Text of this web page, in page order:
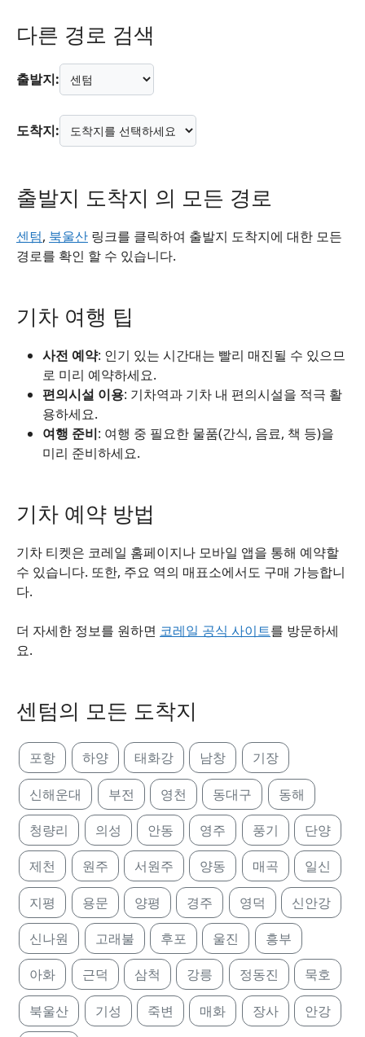
다른 경로 검색
출발지:
도착지:
출발지 도착지 의 모든 경로
센텀, 북울산 링크를 클릭하여 출발지 도착지에 대한 모든
경로를 확인 할 수 있습니다.
기차 여행 팁
사전 예약: 인기 있는 시간대는 빨리 매진될 수 있으므
로 미리 예약하세요.
편의시설 이용: 기차역과 기차 내 편의시설을 적극 활
용하세요.
여행 준비: 여행 중 필요한 물품(간식, 음료, 책 등)을
미리 준비하세요.
기차 예약 방법
기차 티켓은 코레일 홈페이지나 모바일 앱을 통해 예약할
수 있습니다. 또한, 주요 역의 매표소에서도 구매 가능합니
다.
더 자세한 정보를 원하면 코레일 공식 사이트를 방문하세
요.
센텀의 모든 도착지
포항 하양 태화강 남창 기장
신해운대 부전 영천 동대구 동해
청량리 의성 안동 영주 풍기 단양
제천 원주 서원주 양동 매곡 일신
지평 용문 양평 경주 영덕 신안강
신나원 고래불 후포 울진 흥부
아화 근덕 삼척 강릉 정동진 묵호
북울산 기성 죽변 매화 장사 안강